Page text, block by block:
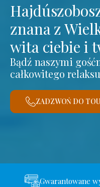
znana z
wita ciebie i
Bądź naszymi
całkowitego
ZADZWOŃ DO
Gwarantowane